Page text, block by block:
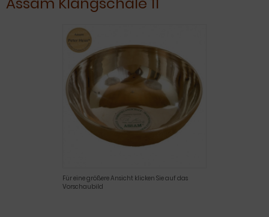
Für eine größere Ansicht klicken Sie auf das
Vorschaubild